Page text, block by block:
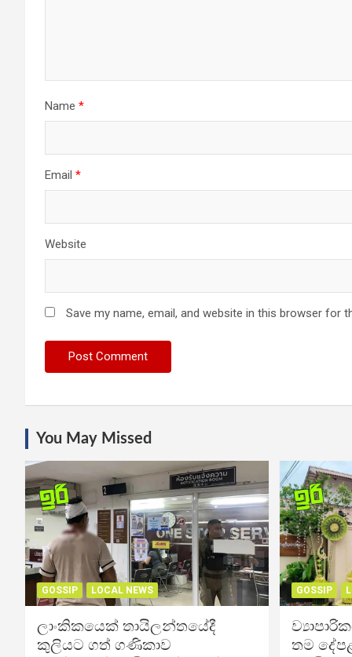
Name *
Email *
Website
Save my name, email, and website in this browser for
You May Missed
GOSSIP LOCAL NEWS
ලාංකිකයෙක් තායිලන්තයේදී
කුලියට ගත් ගණිකාව
GOSSIP
තම